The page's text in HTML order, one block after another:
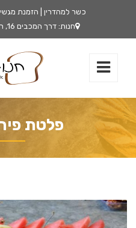
כשר למהדרין | הזמנת מגשי
חנות: דרך המכבים 16, ראשל"צ
פלטת